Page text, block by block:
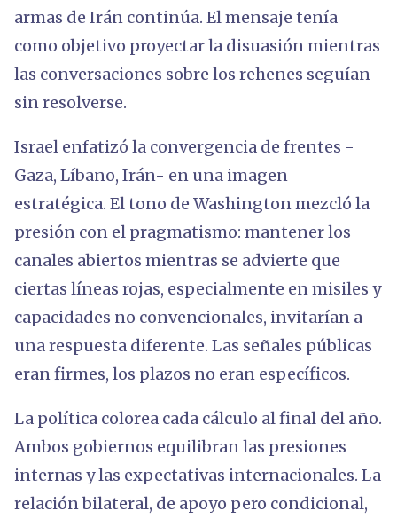
armas de Irán continúa. El mensaje tenía
como objetivo proyectar la disuasión mientras
las conversaciones sobre los rehenes seguían
sin resolverse.
Israel enfatizó la convergencia de frentes -
Gaza, Líbano, Irán- en una imagen
estratégica. El tono de Washington mezcló la
presión con el pragmatismo: mantener los
canales abiertos mientras se advierte que
ciertas líneas rojas, especialmente en misiles y
capacidades no convencionales, invitarían a
una respuesta diferente. Las señales públicas
eran firmes, los plazos no eran específicos.
La política colorea cada cálculo al final del año.
Ambos gobiernos equilibran las presiones
internas y las expectativas internacionales. La
relación bilateral, de apoyo pero condicional,